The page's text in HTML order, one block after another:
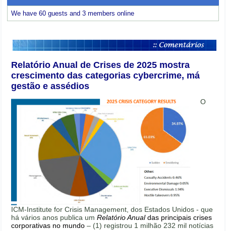
We have 60 guests and 3 members online
Relatório Anual de Crises de 2025 mostra
crescimento das categorias cybercrime, má
gestão e assédios
O
ICM-Institute for Crisis Management, dos Estados Unidos - que
há vários anos publica umRelatório Anualdas principais crises
corporativas no mundo – (1) registrou 1 milhão 232 mil notícias